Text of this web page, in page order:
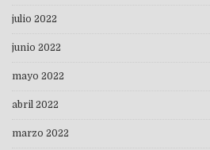
julio 2022
junio 2022
mayo 2022
abril 2022
marzo 2022